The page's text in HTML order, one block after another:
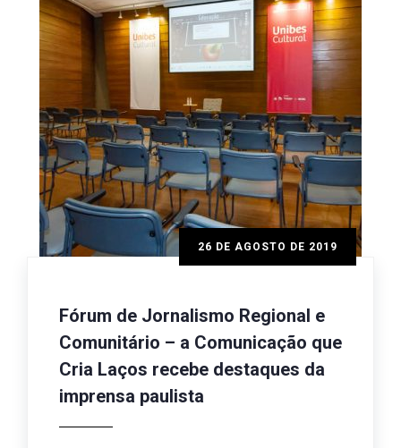
26 DE AGOSTO DE 2019
Fórum de Jornalismo Regional e
Comunitário – a Comunicação que
Cria Laços recebe destaques da
imprensa paulista